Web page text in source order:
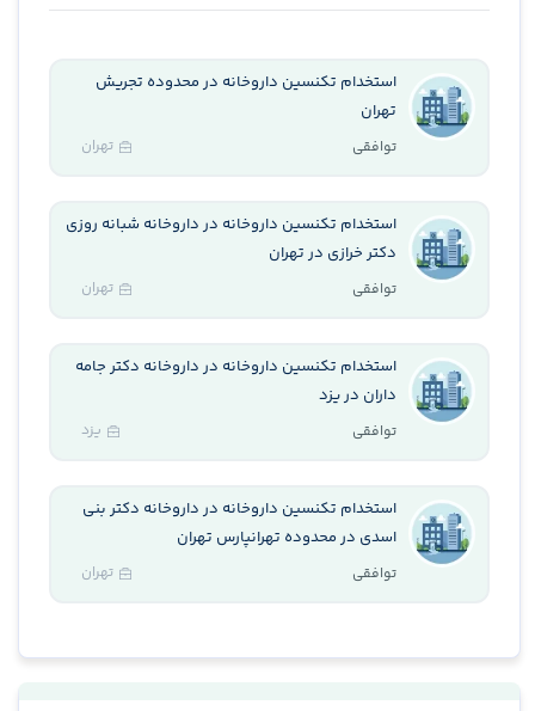
استخدام تکنسین داروخانه در محدوده تجریش
تهران
توافقی تهران
استخدام تکنسین داروخانه در داروخانه شبانه روزی
دکتر خرازی در تهران
توافقی تهران
استخدام تکنسین داروخانه در داروخانه دکتر جامه
داران در یزد
توافقی یزد
استخدام تکنسین داروخانه در داروخانه دکتر بنی
اسدی در محدوده تهرانپارس تهران
توافقی تهران